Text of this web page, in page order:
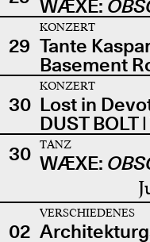
WÆXE:
29
KONZERT
Tante
Basement
30
KONZERT
Lost in
DUST BOLT
30
TANZ
WÆXE:
02
VERSCHIEDENES